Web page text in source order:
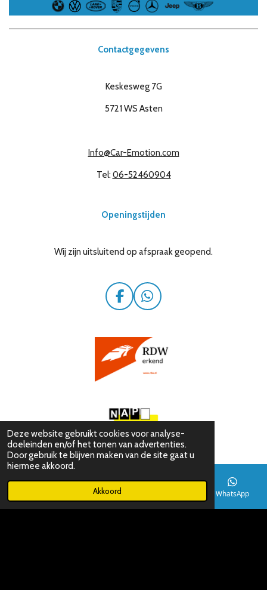
Deze website gebruikt cookies voor analyse-
doeleinden en/of het tonen van advertenties.
Door gebruik te blijven maken van de site gaat u
hiermee akkoord.
Akkoord
Contactgegevens
Keskesweg 7G
5721 WS Asten
Info@Car-Emotion.com
Tel: 06-52460904
Openingstijden
Wij zijn uitsluitend op afspraak geopend.
F
a
e
b
o
W
h
t
s
A
Telefoonnummer WhatsApp